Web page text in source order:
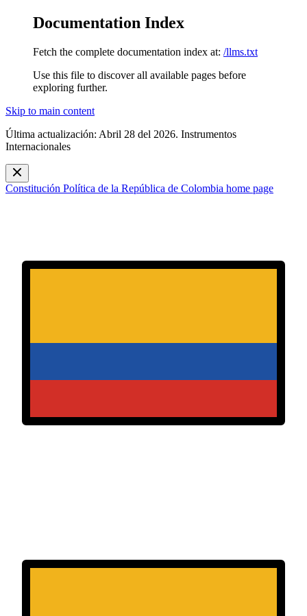
Documentation Index
Fetch the complete documentation index at: /llms.txt
Use this file to discover all available pages before
exploring further.
Skip to main content
Última actualización: Abril 28 del 2026. Instrumentos
Internacionales
Constitución Política de la República de Colombia home page